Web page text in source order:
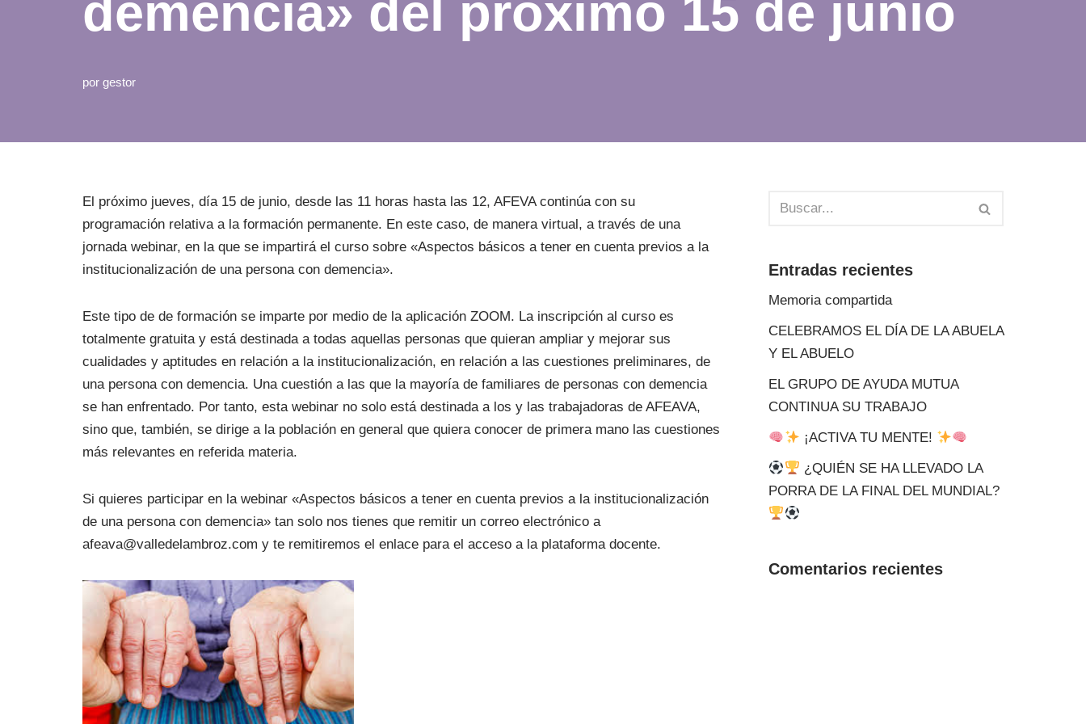
demencia» del próximo 15 de junio
por gestor
El próximo jueves, día 15 de junio, desde las 11 horas hasta las 12, AFEVA continúa con su
programación relativa a la formación permanente. En este caso, de manera virtual, a través de una
jornada webinar, en la que se impartirá el curso sobre «Aspectos básicos a tener en cuenta previos a la
institucionalización de una persona con demencia».
Este tipo de de formación se imparte por medio de la aplicación ZOOM. La inscripción al curso es
totalmente gratuita y está destinada a todas aquellas personas que quieran ampliar y mejorar sus
cualidades y aptitudes en relación a la institucionalización, en relación a las cuestiones preliminares, de
una persona con demencia. Una cuestión a las que la mayoría de familiares de personas con demencia
se han enfrentado. Por tanto, esta webinar no solo está destinada a los y las trabajadoras de AFEAVA,
sino que, también, se dirige a la población en general que quiera conocer de primera mano las cuestiones
más relevantes en referida materia.
Si quieres participar en la webinar «Aspectos básicos a tener en cuenta previos a la institucionalización
de una persona con demencia» tan solo nos tienes que remitir un correo electrónico a
afeava@valledelambroz.com y te remitiremos el enlace para el acceso a la plataforma docente.
Entradas recientes
Memoria compartida
CELEBRAMOS EL DÍA DE LA ABUELA
Y EL ABUELO
EL GRUPO DE AYUDA MUTUA
CONTINUA SU TRABAJO
¡ACTIVA TU MENTE!
¿QUIÉN SE HA LLEVADO LA
PORRA DE LA FINAL DEL MUNDIAL?
Comentarios recientes